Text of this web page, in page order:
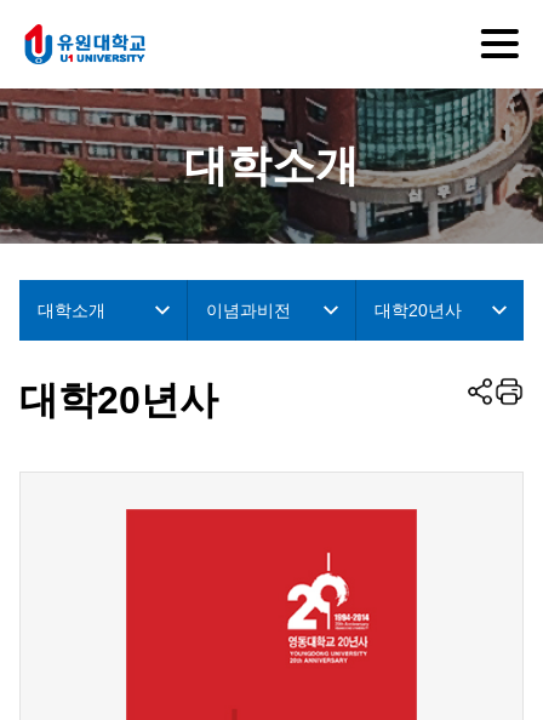
대학소개
대학소개 이념과비전 대학20년사
대학20년사